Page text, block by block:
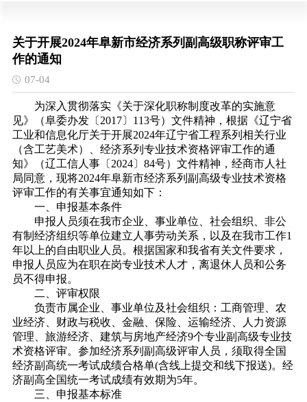
关于开展2024年阜新市经济系列副高级职称评审工
作的通知
07-04
为深入贯彻落实《关于深化职称制度改革的实施意
见》（阜委办发〔2017〕113号）文件精神，根据《辽宁省
工业和信息化厅关于开展2024年辽宁省工程系列相关行业
（含工艺美术）、经济系列专业技术资格评审工作的通
知》（辽工信人事〔2024〕84号）文件精神，经商市人社
局同意，现将2024年阜新市经济系列副高级专业技术资格
评审工作的有关事宜通知如下：
一、申报基本条件
申报人员须在我市企业、事业单位、社会组织、非公
有制经济组织等单位建立人事劳动关系，以及在我市工作1
年以上的自由职业人员。根据国家和我省有关文件要求，
申报人员应为在职在岗专业技术人才，离退休人员和公务
员不得申报。
二、评审权限
负责市属企业、事业单位及社会组织：工商管理、农
业经济、财政与税收、金融、保险、运输经济、人力资源
管理、旅游经济、建筑与房地产经济9个专业副高级专业技
术资格评审。参加经济系列副高级评审人员，须取得全国
经济副高统一考试成绩合格单(含线上提交和线下报送)。经
济副高全国统一考试成绩有效期为5年。
三、申报基本标准